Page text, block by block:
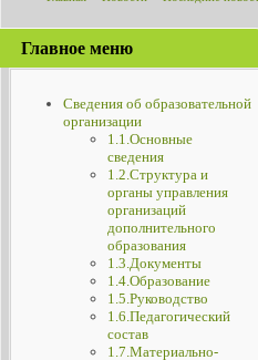
Главное меню
Сведения об образовательной
организации
1.1.Основные
сведения
1.2.Структура и
органы управления
организаций
дополнительного
образования
1.3.Документы
1.4.Образование
1.5.Руководство
1.6.Педагогический
состав
1.7.Материально-